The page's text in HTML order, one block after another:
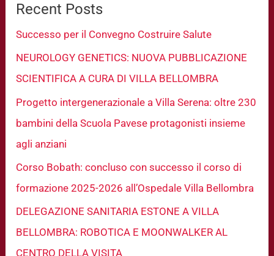
Recent Posts
Successo per il Convegno Costruire Salute
NEUROLOGY GENETICS: NUOVA PUBBLICAZIONE
SCIENTIFICA A CURA DI VILLA BELLOMBRA
Progetto intergenerazionale a Villa Serena: oltre 230
bambini della Scuola Pavese protagonisti insieme
agli anziani
Corso Bobath: concluso con successo il corso di
formazione 2025-2026 all’Ospedale Villa Bellombra
DELEGAZIONE SANITARIA ESTONE A VILLA
BELLOMBRA: ROBOTICA E MOONWALKER AL
CENTRO DELLA VISITA